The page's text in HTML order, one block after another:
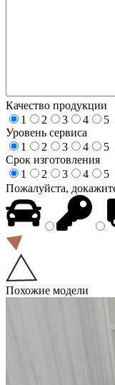
Качество продукции
1
2 3 4
5
Уровень сервиса
1
2 3 4
5
Срок изготовления
1
2 3 4
5
Пожалуйста,
Похожие модели